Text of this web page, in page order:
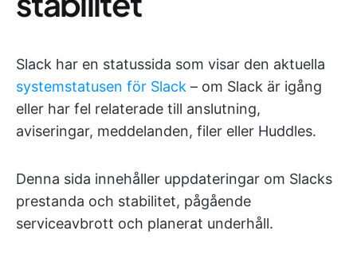
Slack har en statussida som visar den aktuella
systemstatusen för Slack – om Slack är igång
eller har fel relaterade till anslutning,
aviseringar, meddelanden, filer eller Huddles.
Denna sida innehåller uppdateringar om Slacks
prestanda och stabilitet, pågående
serviceavbrott och planerat underhåll.